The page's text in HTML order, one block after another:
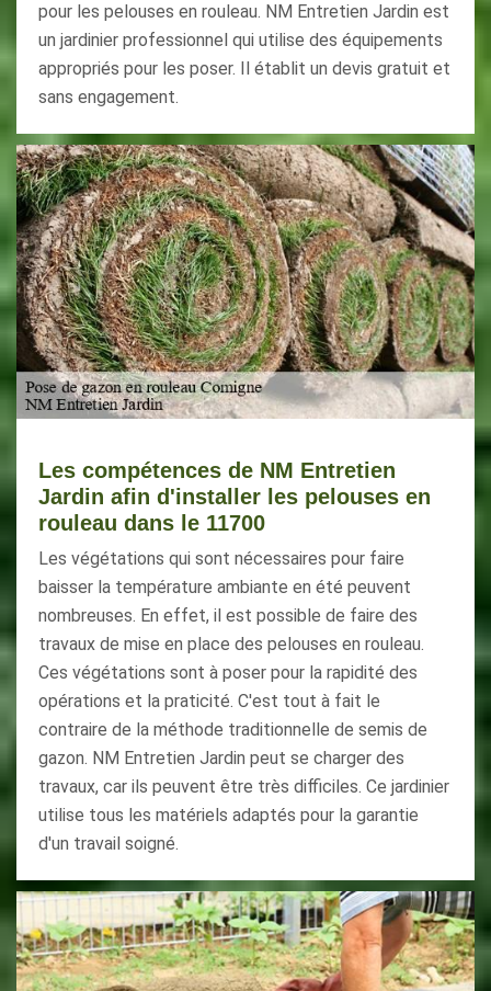
pour les pelouses en rouleau. NM Entretien Jardin est
un jardinier professionnel qui utilise des équipements
appropriés pour les poser. Il établit un devis gratuit et
sans engagement.
Les compétences de NM Entretien
Jardin afin d'installer les pelouses en
rouleau dans le 11700
Les végétations qui sont nécessaires pour faire
baisser la température ambiante en été peuvent
nombreuses. En effet, il est possible de faire des
travaux de mise en place des pelouses en rouleau.
Ces végétations sont à poser pour la rapidité des
opérations et la praticité. C'est tout à fait le
contraire de la méthode traditionnelle de semis de
gazon. NM Entretien Jardin peut se charger des
travaux, car ils peuvent être très difficiles. Ce jardinier
utilise tous les matériels adaptés pour la garantie
d'un travail soigné.